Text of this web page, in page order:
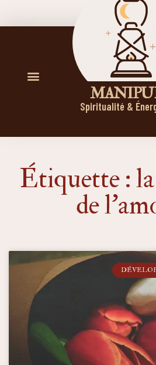
M A N I P U
Spiritualité &
Étiquette :
de